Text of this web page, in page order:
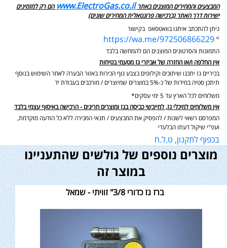
המבצעים והמחירים המוצגים באתר www.ElectroGas.co.il הם רק למזמינים
ישירות דרך האתר (ברכישה פרונטאלית המחירים שונים)
ניתן להתכתב איתנו בוואטסאפ בקישור
>
https://wa.me/972506866229
התמונות והסרטונים המוצגים הם להמחשה בלבד
אין החלפה ו/או החזרה של אביזרי גז מטעמי בטיחות
בכיריים גז יתכנו שיתוכים וקילופים בצבע גוף הכירות באזור הבערה לאחר השימוש בנוסף
תיתכן סטיה במידות של כ-5% במוצרים שמיוצרים / מורכבים בעבודת יד
משלוחים לכל הארץ עד 5 ימי עסקים*
אין משלוחים למיכלי גז, למייבשי כביסה בגז ומוצרים חריגים - הרכישה באיסוף עצמי בלבד
המפרסם רשאי לשנות / להפסיק את המבצעים / תנאי המכירה ללא כל הודעה מוקדמת,
ועפ"י שיקול דעתו הבלעדי
בכפוף לתקנון, ט.ל.ח
מוצרים נוספים של גולשים שהתעניינו
במוצר זה
ברז גז כדורי 3/8" זוויתי - שמאל